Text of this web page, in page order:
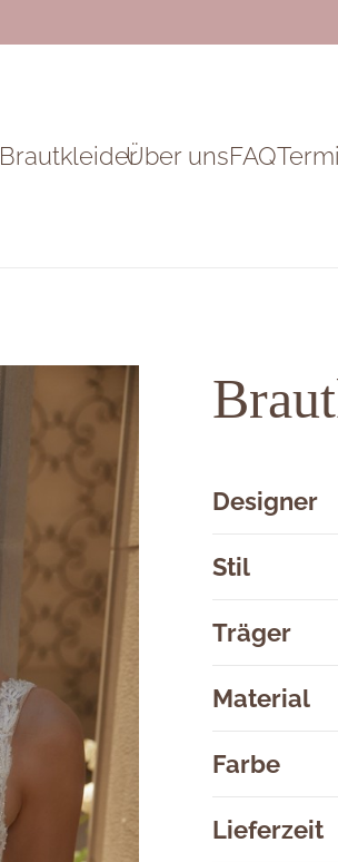
BrautkleiderÜber unsFAQ
Designer
Stil
Träger
Material
Farbe
Lieferzeit